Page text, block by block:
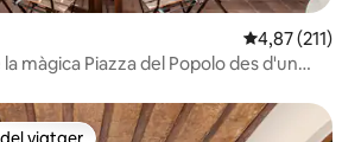
4,87 de
4,87 (211)
màgica Piazza del Popolo des d'un